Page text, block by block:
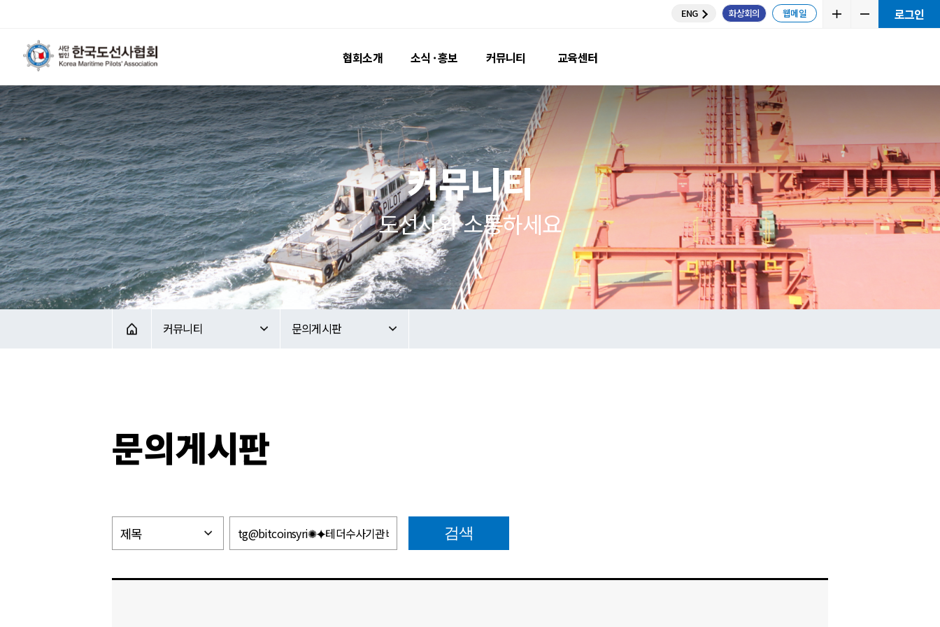
ENG 화상
인사말
연혁 · 조직
명예도선사
공지사항
포토뉴스
홍보영상
도선지
자료실
Passage Plan
도선료 계산
커뮤니티
도선사와 소통하세요
문의게시판